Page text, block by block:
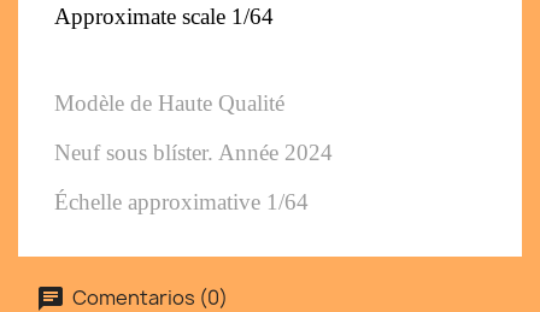
Approximate scale 1/64
Modèle de Haute Qualité
Neuf sous blíster. Année 2024
Échelle approximative 1/64
Comentarios (0)